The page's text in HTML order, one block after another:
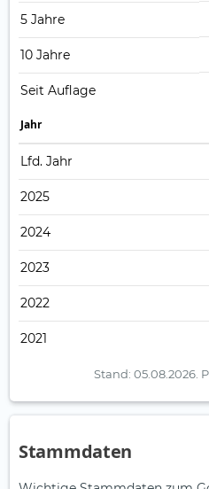
5 Jahre
10 Jahre
Seit Auflage
Jahr
Lfd. Jahr
2025
2024
2023
2022
2021
Stand: 05.08.2026.
Stammdaten